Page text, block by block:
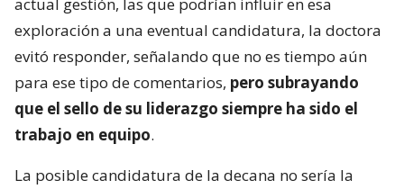
exploración a una eventual candidatura, la doctora
evitó responder, señalando que no es tiempo aún
para ese tipo de comentarios, pero subrayando
que el sello de su liderazgo siempre ha sido el
trabajo en equipo.
La posible candidatura de la decana no sería la